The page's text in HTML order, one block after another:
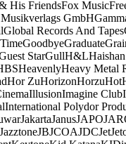
His FriendsFox Music
GmbH
Global Records And Tapes
GoodbyeGraduate
StarGullH&L
HeavenlyHeavy Metal
Hor ZuHorizonHorzuHot
IllusionImagine Club
International Polydor
JakartaJanusJAPO
JazztoneJBJCOAJDCJet